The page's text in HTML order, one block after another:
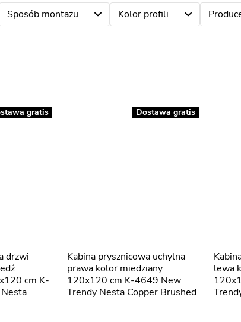
Sposób montażu Kolor profili
cm K-
gratis
Kabina prysznicowa uchylna
prawa kolor miedziany
120x120 cm K-4649 New
Trendy Nesta Copper Brushed
Dostawa gratis
Kabina prysznicowa uchylna
lewa